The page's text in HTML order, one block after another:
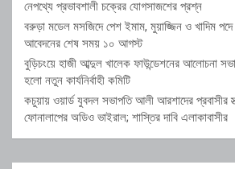
নেপথ্যে প্রভাবশালী চক্রের যোগসাজশের প্রশ্ন
বরুড়া মডেল মসজিদে পেশ ইমাম, মুয়াজ্জিন ও খাদিম
আবেদনের শেষ সময় ১০ আগস্ট
বুড়িচংয়ে হাজী আব্দুল খালেক ফাউন্ডেশনের আলোচনা
হলো নতুন কার্যনির্বাহী কমিটি
কচুয়ায় ওয়ার্ড যুবদল সভাপতি আলী আরশাদের প্রবাসীর
ফোনালাপের অডিও ভাইরাল; শাস্তির দাবি এলাকাবাসীর